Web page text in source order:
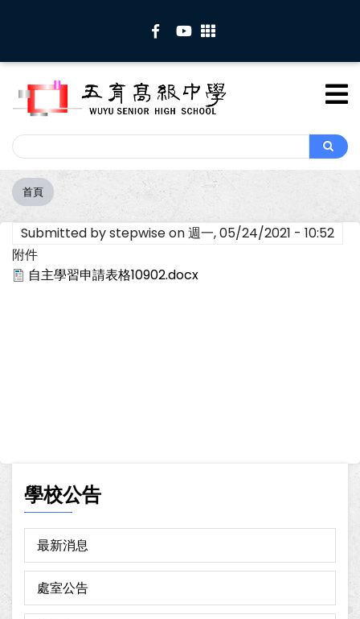
內
Search
Search
導
航
連
結
首頁
Submitted bystepwiseon週一, 05/24/2021 - 10:52
附件
自主學習申請表格10902.docx
學校公告
最新消息
處室公告